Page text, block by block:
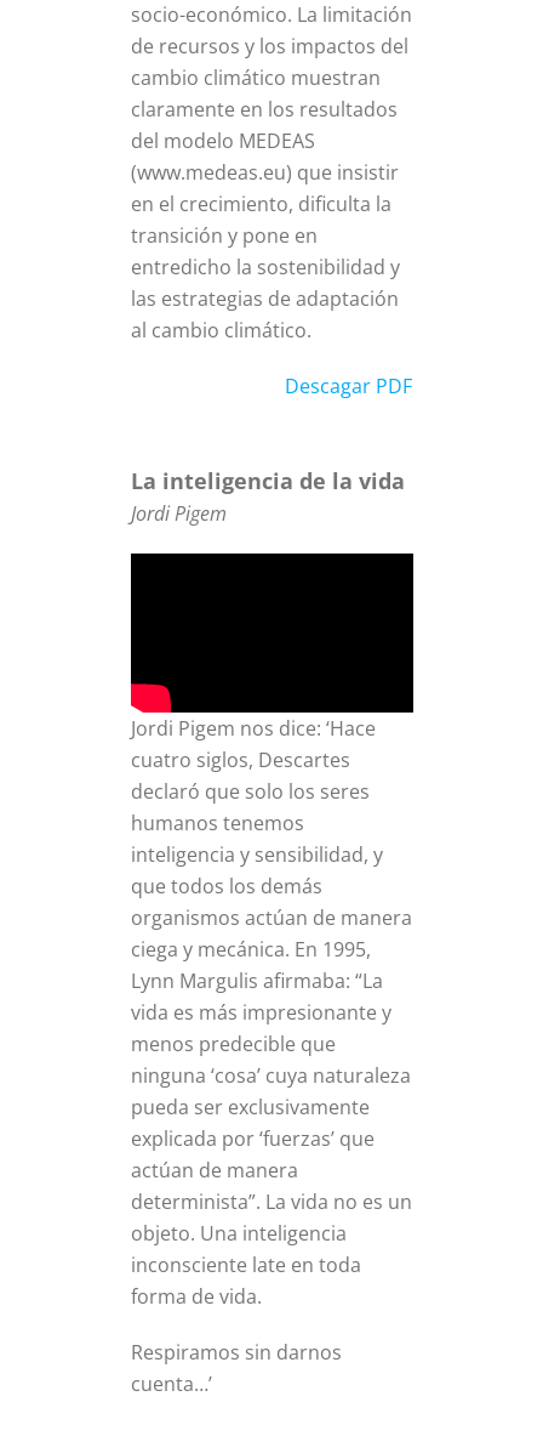
socio-económico. La limitación
de recursos y los impactos del
cambio climático muestran
claramente en los resultados
del modelo MEDEAS
(www.medeas.eu) que insistir
en el crecimiento, dificulta la
transición y pone en
entredicho la sostenibilidad y
las estrategias de adaptación
al cambio climático.
Descagar PDF
La inteligencia de la vida
Jordi Pigem
Jordi Pigem nos dice: ‘Hace
cuatro siglos, Descartes
declaró que solo los seres
humanos tenemos
inteligencia y sensibilidad, y
que todos los demás
organismos actúan de manera
ciega y mecánica. En 1995,
Lynn Margulis afirmaba: “La
vida es más impresionante y
menos predecible que
ninguna ‘cosa’ cuya naturaleza
pueda ser exclusivamente
explicada por ‘fuerzas’ que
actúan de manera
determinista”. La vida no es un
objeto. Una inteligencia
inconsciente late en toda
forma de vida.
Respiramos sin darnos
cuenta…’